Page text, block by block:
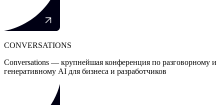
CONVERSATIONS
Conversations — крупнейшая конференция по разговорному и
генеративному AI для бизнеса и разработчиков